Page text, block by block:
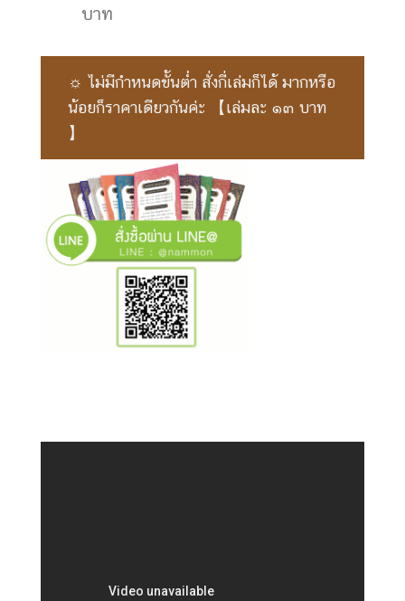
บาท
☼ ไม่มีกำหนดขั้นต่ำ สั่งกี่เล่มก็ได้ มากหรือ
น้อยก็ราคาเดียวกันค่ะ 【เล่มละ ๑๓ บาท
】